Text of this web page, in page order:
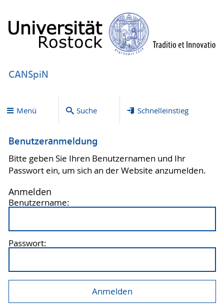
CANSpiN
Menü Suche Schnelleinstieg
Benutzeranmeldung
Bitte geben Sie Ihren Benutzernamen und Ihr
Passwort ein, um sich an der Website anzumelden.
Anmelden
Benutzername:
Passwort: